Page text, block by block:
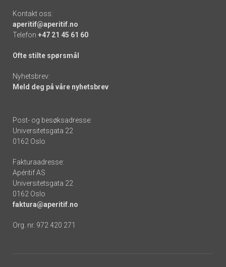
Kontakt oss:
aperitif@aperitif.no
Telefon +47 21 45 61 60
Ofte stilte spørsmål
Nyhetsbrev:
Meld deg på våre nyhetsbrev
Post- og besøksadresse:
Universitetsgata 22
0162 Oslo
Fakturaadresse:
Apéritif AS
Universitetsgata 22
0162 Oslo
faktura@aperitif.no
Org. nr. 972 420 271